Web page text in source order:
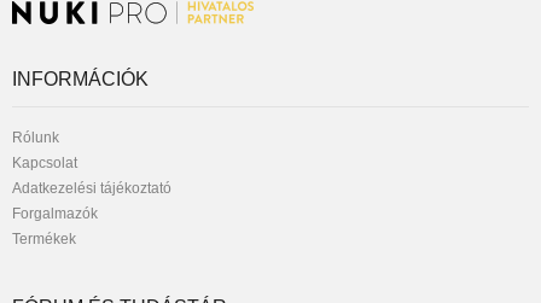
INFORMÁCIÓK
Rólunk
Kapcsolat
Adatkezelési tájékoztató
Forgalmazók
Termékek